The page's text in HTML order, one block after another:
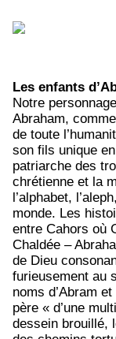
Les enfants
Notre
Abraham,
de toute
son fils unique
patriarche des
chrétienne et la
l’alphabet,
monde. Les
entre Cahors où
Chaldée –
de Dieu
furieusement au
noms d’Abram
père « d’une
dessein brouillé,